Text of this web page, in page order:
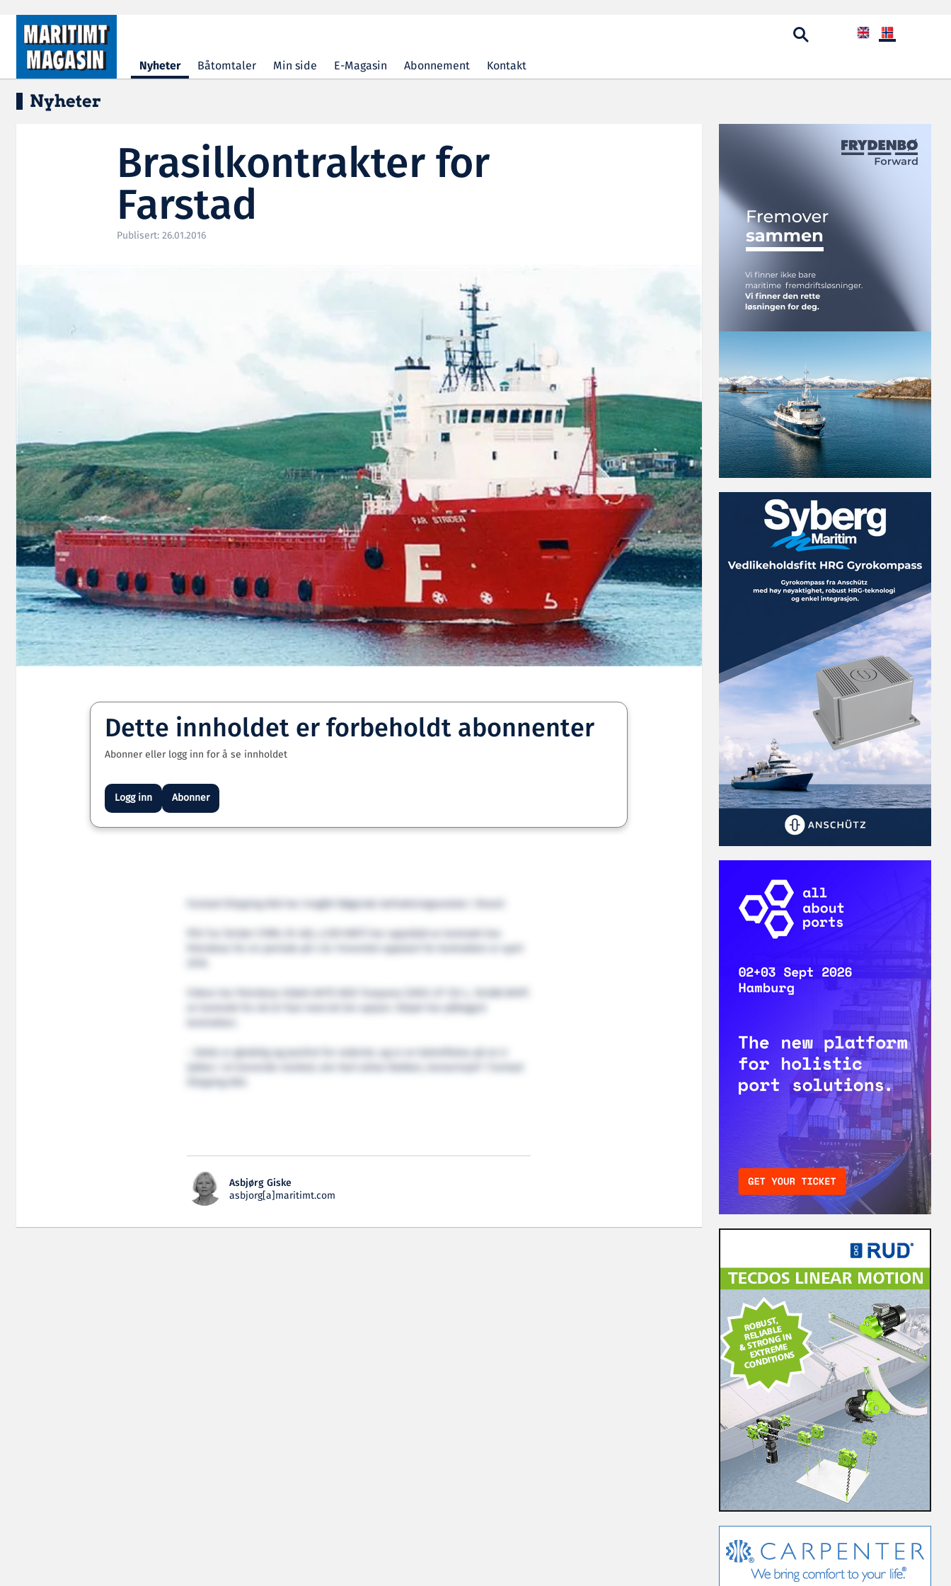
Hopp til hovedinnhold
Nyheter Båtomtaler Min side E-Magasin Abonnement Kontakt
Nyheter
Brasilkontrakter for
Farstad
Publisert: 26.01.2016
Dette innholdet er forbeholdt abonnenter
Abonner eller logg inn for å se innholdet
Logg inn Abonner
Farstad Shipping ASA har inngått følgende befraktningsavtaler i Brasil:
PSV Far Strider (1999, VS 483, 4.709 DWT) har oppnådd en kontrakt hos
Petrobras for en periode på 4 år. Forventet oppstart for kontrakten er april
Videre har Petrobras tildelt AHTS BOS Turquesa (2007, UT 722 L, 18.088 BHP)
en kontrakt for ett år fast med ett års opsjon. Skipet har påbegynt
– Dette er gledelig og positivt for rederiet, og er en bekreftelse på at vi
lykkes i et krevende marked, sier Karl-Johan Bakken, konsernsjef i Farstad
Shipping ASA.
Asbjørg Giske
asbjorg[a]maritimt.com